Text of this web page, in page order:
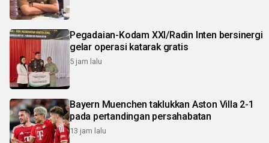
Pegadaian-Kodam XXI/Radin Inten bersinergi
gelar operasi katarak gratis
5 jam lalu
Bayern Muenchen taklukkan Aston Villa 2-1
pada pertandingan persahabatan
13 jam lalu